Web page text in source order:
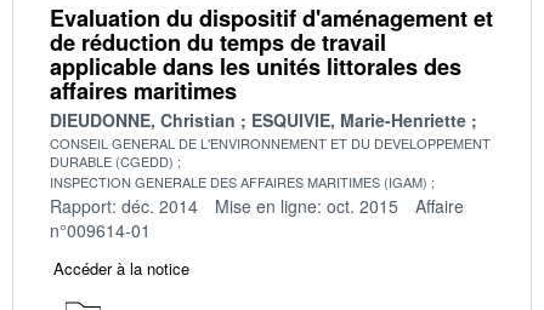
Evaluation du dispositif d'aménagement et
de réduction du temps de travail
applicable dans les unités littorales des
affaires maritimes
DIEUDONNE, Christian ESQUIVIE, Marie-Henriette
CONSEIL GENERAL DE L'ENVIRONNEMENT ET DU DEVELOPPEMENT
DURABLE (CGEDD)
INSPECTION GENERALE DES AFFAIRES MARITIMES (IGAM)
Rapport: déc. 2014 Mise en ligne: oct. 2015
Affaire
n°009614-01
Accéder à la notice